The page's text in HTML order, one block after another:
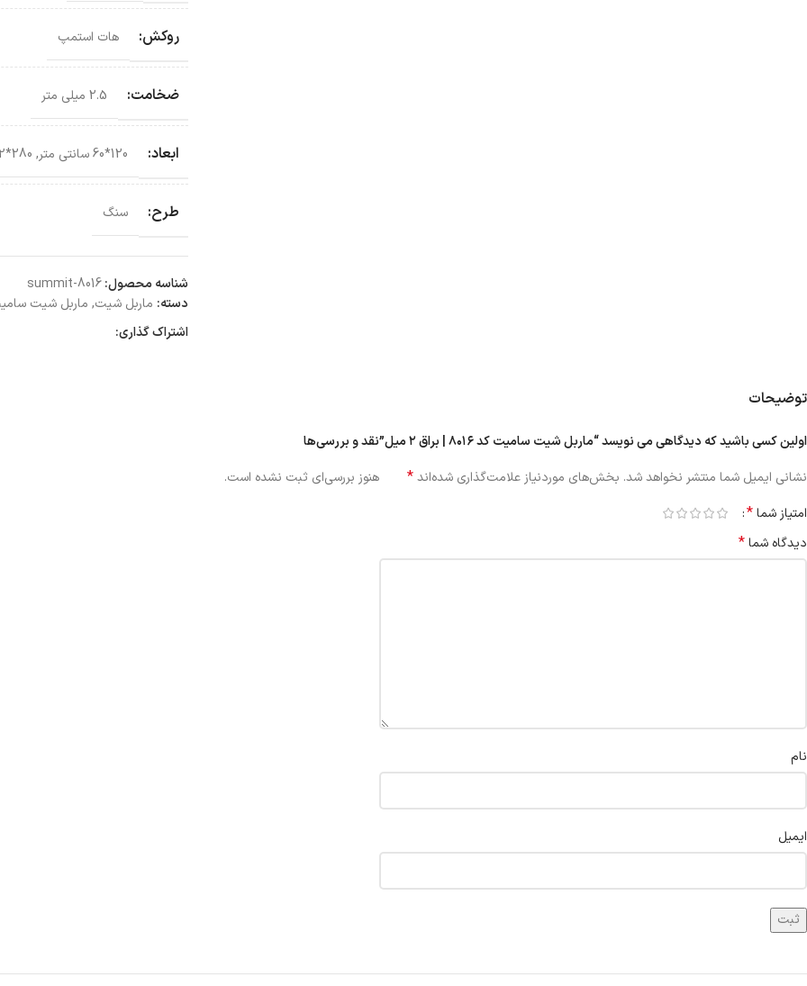
روکش: هات استمپ
ضخامت: 2.5 میلی متر
ابعاد: 120*60 سانتی‌ متر , 280*122 سانتی‌ متر
طرح: سنگ
شناسه محصول:summit-8016
دسته: ماربل شیت, ماربل شیت
اشتراک گذاری:
توضیحات
نقد و بررسی‌ها
هنوز بررسی‌ای ثبت نشده است.
اولین کسی باشید که دیدگاهی می نویسد “ماربل شیت سامیت کد ۸۰۱۶ | براق ۲ میل”
نشانی ایمیل شما منتشر نخواهد شد. بخش‌های موردنیاز علامت‌گذاری شده‌اند*
امتیاز شما*
دیدگاه شما*
نام
ایمیل